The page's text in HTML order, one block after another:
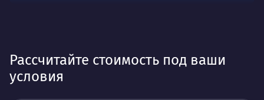
Рассчитайте стоимость под ваши
условия